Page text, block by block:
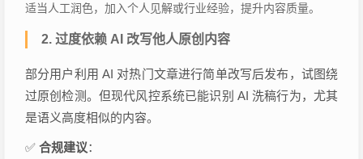
适当人工润色，加入个人见解或行业经验，提升内容质量。
2. 过度依赖 AI 改写他人原创内容
部分用户利用 AI 对热门文章进行简单改写后发布，试图绕
过原创检测。但现代风控系统已能识别 AI 洗稿行为，尤其
是语义高度相似的内容。
✅ 合规建议：